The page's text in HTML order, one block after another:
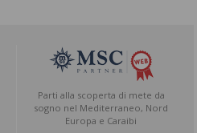
Parti alla scoperta di mete da
sogno nel Mediterraneo, Nord
Europa e Caraibi